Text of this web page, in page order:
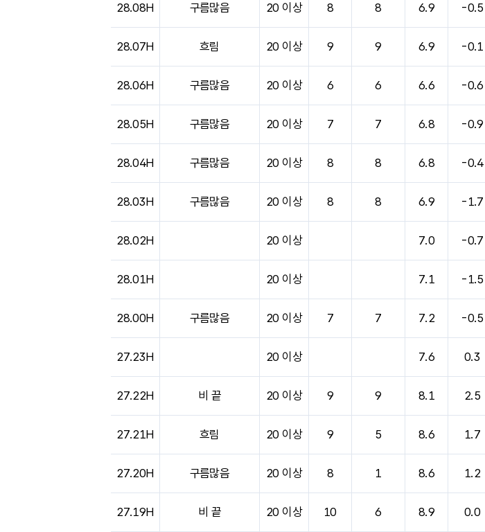
28.08H 구름많음 20 이상 8 8 6.9 -0.5
28.07H 흐림 20 이상 9 9 6.9 -0.1
28.06H 구름많음 20 이상 6 6 6.6 -0.6
28.05H 구름많음 20 이상 7 7 6.8 -0.9
28.04H 구름많음 20 이상 8 8 6.8 -0.4
28.03H 구름많음 20 이상 8 8 6.9 -1.7
28.02H 20 이상 7.0 -0.7
28.01H 20 이상 7.1 -1.5
28.00H 구름많음 20 이상 7 7 7.2 -0.5
27.23H 20 이상 7.6 0.3
27.22H 비 끝 20 이상 9 9 8.1 2.5
27.21H 흐림 20 이상 9 5 8.6 1.7
27.20H 구름많음 20 이상 8 1 8.6 1.2
27.19H 비 끝 20 이상 10 6 8.9 0.0